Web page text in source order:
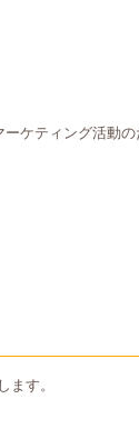
ケティング活動の
ます。